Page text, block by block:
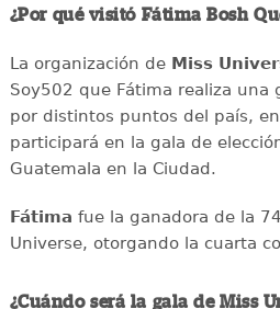
¿Por qué visitó Fátima Bosh
La organización de Miss
Soy502 que Fátima realiza una
por distintos puntos del país,
participará en la gala de
Guatemala en la Ciudad.
Fátima fue la ganadora de la
Universe, otorgando la cuarta
¿Cuándo será la gala de Miss